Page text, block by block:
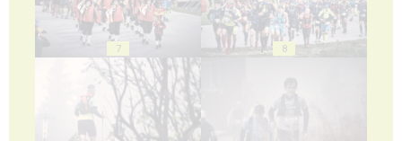
7 8